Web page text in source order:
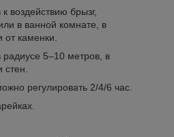
воздействию брызг,
в ванной комнате, в
от каменки.
радиусе 5–10 метров, в
стен.
регулировать 2/4/6 час.